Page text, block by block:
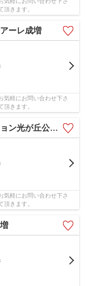
きます。
ーレ成増
気軽にお問い合わせ下さ
きます。
が丘公園壱番館
気軽にお問い合わせ下さ
きます。